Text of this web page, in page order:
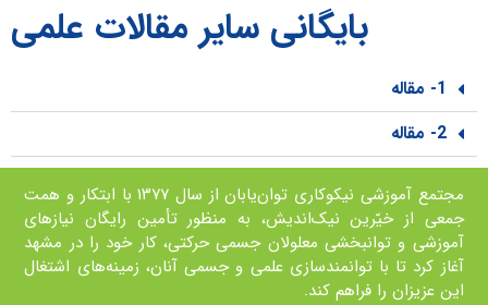
بایگانی سایر مقالات علمی
1- مقاله
2- مقاله
مجتمع آموزشی نیکوکاری توان‌یابان از سال ۱۳۷۷ با ابتکار و همت
جمعی از خيّرين نیک‌اندیش، به منظور تأمین رايگان نیازهای
آموزشی و توانبخشی معلولان جسمی حرکتی، کار خود را در مشهد
آغاز کرد تا با توانمند‌سازی علمی و جسمی آنان، زمينه‌های اشتغال
اين عزيزان را فراهم کند.